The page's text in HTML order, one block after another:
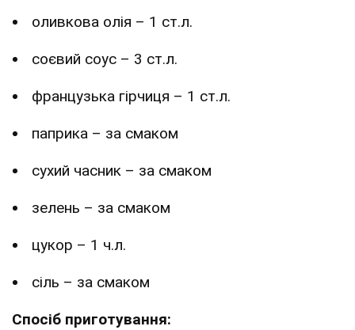
оливкова олія – 1 ст.л.
соєвий соус – 3 ст.л.
французька гірчиця – 1 ст.л.
паприка – за смаком
сухий часник – за смаком
зелень – за смаком
цукор – 1 ч.л.
сіль – за смаком
Спосіб приготування: